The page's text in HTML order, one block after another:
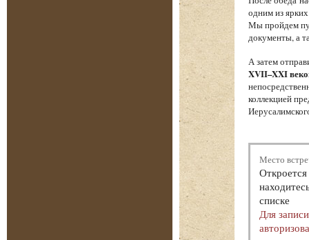
одним из
Мы пройдем
документы, а
А затем
XVII–XXI
коллекцией
Место
списке
Для